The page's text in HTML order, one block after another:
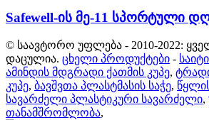
Safewell-ის მე-11 სპორტული
© საავტორო უფლება - 2010-2022:
დაცულია. ცხელი პროდუქტები -
ამინდის მდგრადი ქათმის კუპე,
კუპე, ბავშვთა პლასტმასის საჭე,
სავარძელი პლასტიკური სავარძელი,
თანამშრომლობა,